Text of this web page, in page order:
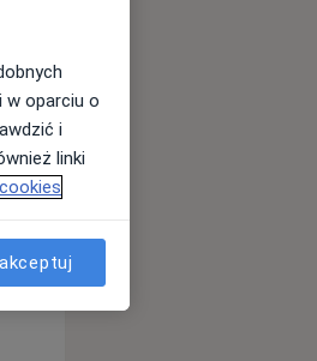
Śr,
12 Sie
w oparciu o
i
linki